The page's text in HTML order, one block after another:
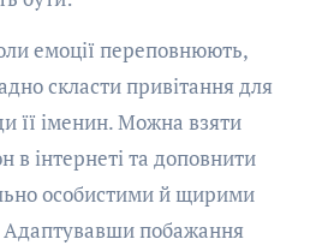
емоції переповнюють,
скласти привітання для
її іменин. Можна взяти
в інтернеті та доповнити
особистими й щирими
побажання